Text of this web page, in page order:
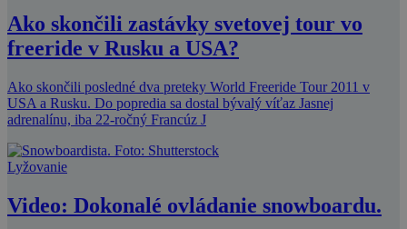
Ako skončili zastávky svetovej tour vo
freeride v Rusku a USA?
Ako skončili posledné dva preteky World Freeride Tour 2011 v
USA a Rusku. Do popredia sa dostal bývalý víťaz Jasnej
adrenalínu, iba 22-ročný Francúz J
Lyžovanie
Video: Dokonalé ovládanie snowboardu.